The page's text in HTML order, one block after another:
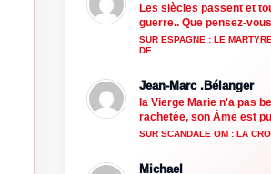
Les siècles passent et
guerre.. Que pensez-
SUR ESPAGNE : LE
DE…
Jean-Marc .Bélanger
la Vierge Marie n'a pas
rachetée, son Âme est
SUR SCANDALE OM : LA
Michael